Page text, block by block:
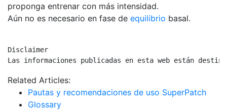
proponga entrenar con más intensidad.
Aún no es necesario en fase de equilibrio basal.
Disclaimer
Las informaciones publicadas en esta web están
Related Articles:
Pautas y recomendaciones de uso SuperPatch
Glossary